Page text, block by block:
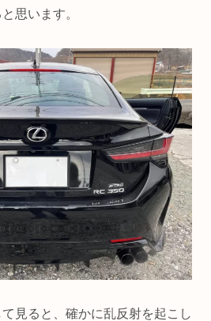
思います。
見ると、確かに乱反射を起こし